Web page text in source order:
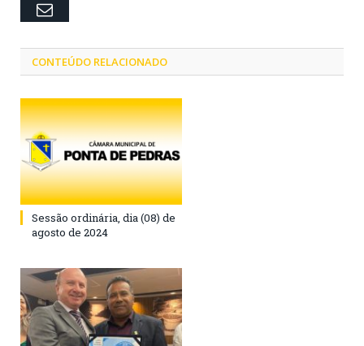
Email
CONTEÚDO RELACIONADO
Sessão ordinária, dia (08) de
agosto de 2024